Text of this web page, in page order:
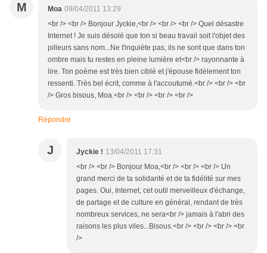
M Moa 09/04/2011 13:29
<br /> <br /> Bonjour Jyckie,<br /> <br /> <br /> Quel désastre
Internet ! Je suis désolé que ton si beau travail soit l'objet des
pilleurs sans nom...Ne t'inquiète pas, ils ne sont que dans ton
ombre mais tu restes en pleine lumière et<br /> rayonnante à
lire. Ton poème est très bien ciblé et j'épouse fidèlement ton
ressenti. Très bel écrit, comme à l'accoutumé.<br /> <br /> <br
/> Gros bisous, Moa.<br /> <br /> <br /> <br />
Répondre
J Jyckie ! 13/04/2011 17:31
<br /> <br /> Bonjour Moa,<br /> <br /> <br /> Un
grand merci de ta solidarité et de ta fidélité sur mes
pages. Oui, Internet, cet outil merveilleux d'échange,
de partage et de culture en général, rendant de très
nombreux services, ne sera<br /> jamais à l'abri des
raisons les plus viles...Bisous.<br /> <br /> <br /> <br
/>